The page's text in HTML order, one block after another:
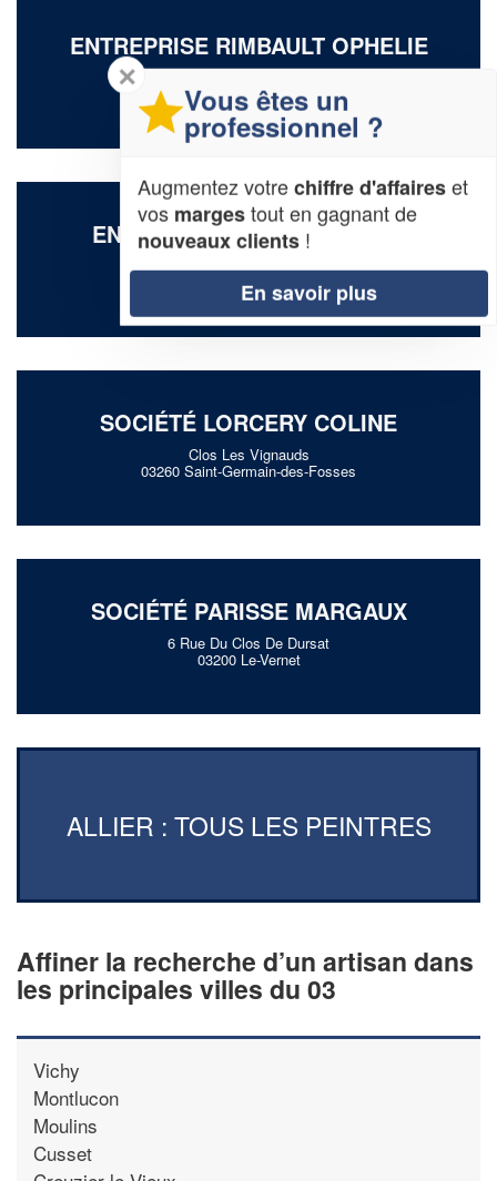
ENTREPRISE RIMBAULT OPHELIE
03400 Yzeure
ENTREPRISE AMARA MAILYS
67 Boulevard Ledru Rollin
03000 Moulins
SOCIÉTÉ LORCERY COLINE
Clos Les Vignauds
03260 Saint-Germain-des-Fosses
SOCIÉTÉ PARISSE MARGAUX
6 Rue Du Clos De Dursat
03200 Le-Vernet
ALLIER : TOUS LES PEINTRES
Affiner la recherche d’un artisan dans
les principales villes du 03
Vichy
Montlucon
Moulins
Cusset
✕
Vous êtes un
professionnel ?
Augmentez votrechiffre d'affaireset
vos margestout en gagnant de
nouveaux clients !
En savoir plus